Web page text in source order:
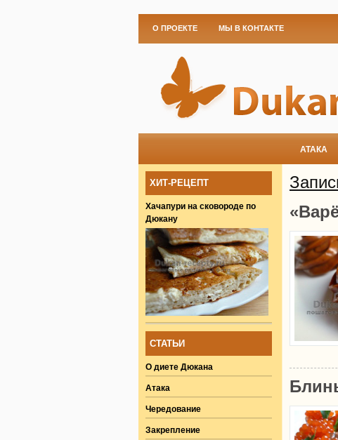
О ПРОЕКТЕ МЫ В КОНТАКТЕ
АТАКА
ХИТ-РЕЦЕПТ
Хачапури на сковороде по
Дюкану
СТАТЬИ
О диете Дюкана
Атака
Чередование
Закрепление